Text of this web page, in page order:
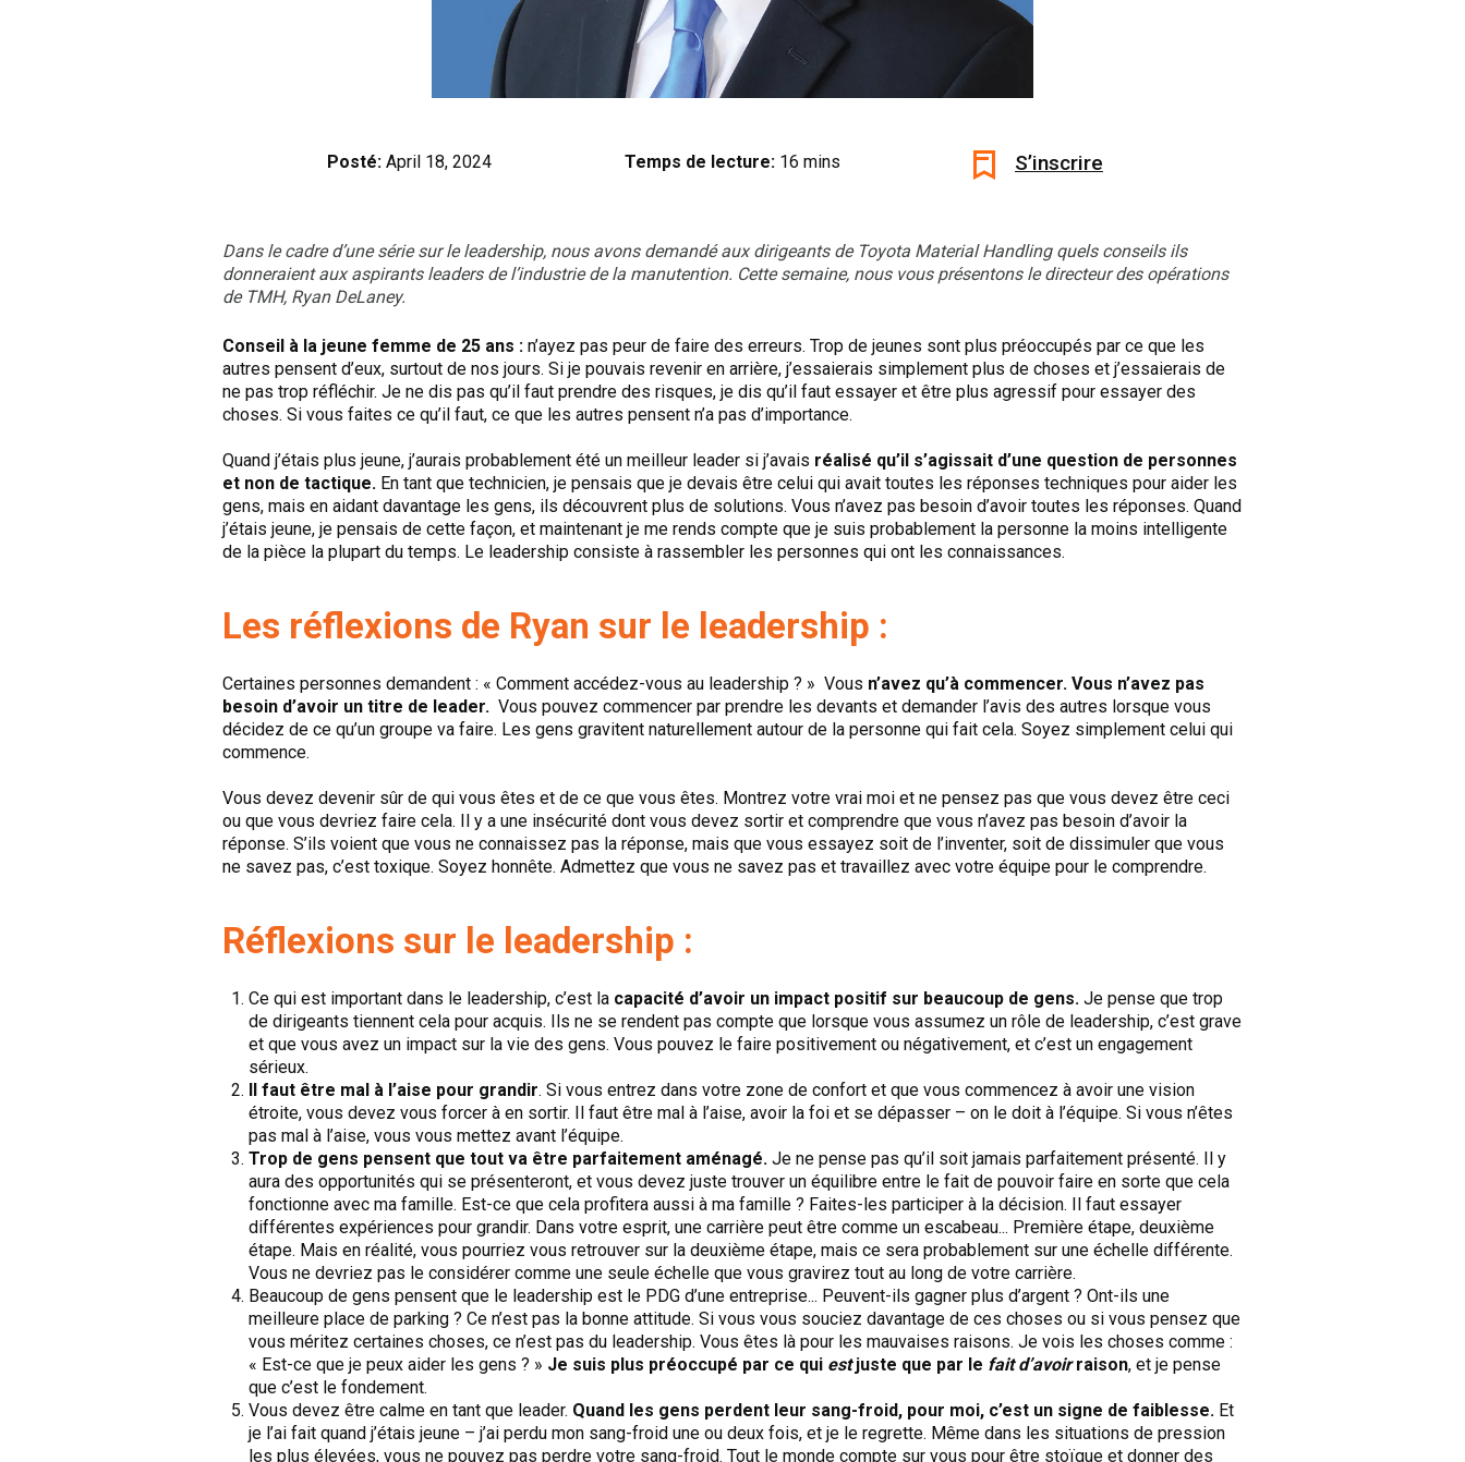
Posté: April 18, 2024 Temps de lecture: 16 mins S’inscrire
Dans le cadre d’une série sur le leadership, nous avons demandé aux dirigeants de Toyota Material Handling quels conseils ils
donneraient aux aspirants leaders de l’industrie de la manutention. Cette semaine, nous vous présentons le directeur des opérations
de TMH, Ryan DeLaney.
Conseil à la jeune femme de 25 ans : n’ayez pas peur de faire des erreurs. Trop de jeunes sont plus préoccupés par ce que les
autres pensent d’eux, surtout de nos jours. Si je pouvais revenir en arrière, j’essaierais simplement plus de choses et j’essaierais de
ne pas trop réfléchir. Je ne dis pas qu’il faut prendre des risques, je dis qu’il faut essayer et être plus agressif pour essayer des
choses. Si vous faites ce qu’il faut, ce que les autres pensent n’a pas d’importance.
Quand j’étais plus jeune, j’aurais probablement été un meilleur leader si j’avais réalisé qu’il s’agissait d’une question de personnes
et non de tactique. En tant que technicien, je pensais que je devais être celui qui avait toutes les réponses techniques pour aider les
gens, mais en aidant davantage les gens, ils découvrent plus de solutions. Vous n’avez pas besoin d’avoir toutes les réponses. Quand
j’étais jeune, je pensais de cette façon, et maintenant je me rends compte que je suis probablement la personne la moins intelligente
de la pièce la plupart du temps. Le leadership consiste à rassembler les personnes qui ont les connaissances.
Les réflexions de Ryan sur le leadership :
Certaines personnes demandent : « Comment accédez-vous au leadership ? » Vous n’avez qu’à commencer. Vous n’avez pas
besoin d’avoir un titre de leader. Vous pouvez commencer par prendre les devants et demander l’avis des autres lorsque vous
décidez de ce qu’un groupe va faire. Les gens gravitent naturellement autour de la personne qui fait cela. Soyez simplement celui qui
commence.
Vous devez devenir sûr de qui vous êtes et de ce que vous êtes. Montrez votre vrai moi et ne pensez pas que vous devez être ceci
ou que vous devriez faire cela. Il y a une insécurité dont vous devez sortir et comprendre que vous n’avez pas besoin d’avoir la
réponse. S’ils voient que vous ne connaissez pas la réponse, mais que vous essayez soit de l’inventer, soit de dissimuler que vous
ne savez pas, c’est toxique. Soyez honnête. Admettez que vous ne savez pas et travaillez avec votre équipe pour le comprendre.
Réflexions sur le leadership :
Ce qui est important dans le leadership, c’est la capacité d’avoir un impact positif sur beaucoup de gens. Je pense que trop
de dirigeants tiennent cela pour acquis. Ils ne se rendent pas compte que lorsque vous assumez un rôle de leadership, c’est grave
et que vous avez un impact sur la vie des gens. Vous pouvez le faire positivement ou négativement, et c’est un engagement
sérieux.
Il faut être mal à l’aise pour grandir. Si vous entrez dans votre zone de confort et que vous commencez à avoir une vision
étroite, vous devez vous forcer à en sortir. Il faut être mal à l’aise, avoir la foi et se dépasser – on le doit à l’équipe. Si vous n’êtes
pas mal à l’aise, vous vous mettez avant l’équipe.
Trop de gens pensent que tout va être parfaitement aménagé. Je ne pense pas qu’il soit jamais parfaitement présenté. Il y
aura des opportunités qui se présenteront, et vous devez juste trouver un équilibre entre le fait de pouvoir faire en sorte que cela
fonctionne avec ma famille. Est-ce que cela profitera aussi à ma famille ? Faites-les participer à la décision. Il faut essayer
différentes expériences pour grandir. Dans votre esprit, une carrière peut être comme un escabeau... Première étape, deuxième
étape. Mais en réalité, vous pourriez vous retrouver sur la deuxième étape, mais ce sera probablement sur une échelle différente.
Vous ne devriez pas le considérer comme une seule échelle que vous gravirez tout au long de votre carrière.
Beaucoup de gens pensent que le leadership est le PDG d’une entreprise... Peuvent-ils gagner plus d’argent ? Ont-ils une
meilleure place de parking ? Ce n’est pas la bonne attitude. Si vous vous souciez davantage de ces choses ou si vous pensez que
vous méritez certaines choses, ce n’est pas du leadership. Vous êtes là pour les mauvaises raisons. Je vois les choses comme :
« Est-ce que je peux aider les gens ? » Je suis plus préoccupé par ce qui estjuste que par le fait d’avoirraison, et je pense
que c’est le fondement.
Vous devez être calme en tant que leader. Quand les gens perdent leur sang-froid, pour moi, c’est un signe de faiblesse. Et
je l’ai fait quand j’étais jeune – j’ai perdu mon sang-froid une ou deux fois, et je le regrette. Même dans les situations de pression
les plus élevées, vous ne pouvez pas perdre votre sang-froid. Tout le monde compte sur vous pour être stoïque et donner des